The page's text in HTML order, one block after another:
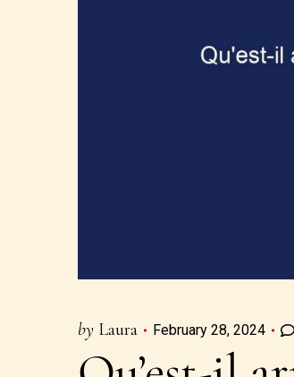
by Laura February 28, 2024